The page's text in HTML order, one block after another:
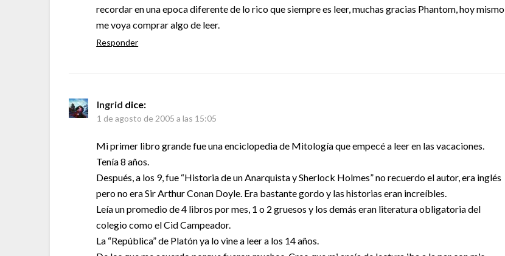
recordar en una epoca diferente de lo rico que siempre es leer, muchas gracias Phantom, hoy mismo
me voya comprar algo de leer.
Responder
Ingrid dice:
1 de agosto de 2005 a las 15:05
Mi primer libro grande fue una enciclopedia de Mitología que empecé a leer en las vacaciones.
Tenía 8 años.
Después, a los 9, fue “Historia de un Anarquista y Sherlock Holmes” no recuerdo el autor, era inglés
pero no era Sir Arthur Conan Doyle. Era bastante gordo y las historias eran increíbles.
Leía un promedio de 4 libros por mes, 1 o 2 gruesos y los demás eran literatura obligatoria del
colegio como el Cid Campeador.
La “República” de Platón ya lo vine a leer a los 14 años.